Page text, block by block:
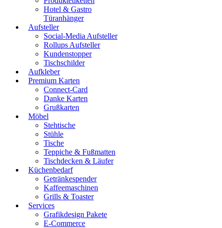
Hotel & Gastro
Türanhänger
Aufsteller
Social-Media Aufsteller
Rollups Aufsteller
Kundenstopper
Tischschilder
Aufkleber
Premium Karten
Connect-Card
Danke Karten
Grußkarten
Möbel
Stehtische
Stühle
Tische
Teppiche & Fußmatten
Tischdecken & Läufer
Küchenbedarf
Getränkespender
Kaffeemaschinen
Grills & Toaster
Services
Grafikdesign Pakete
E-Commerce